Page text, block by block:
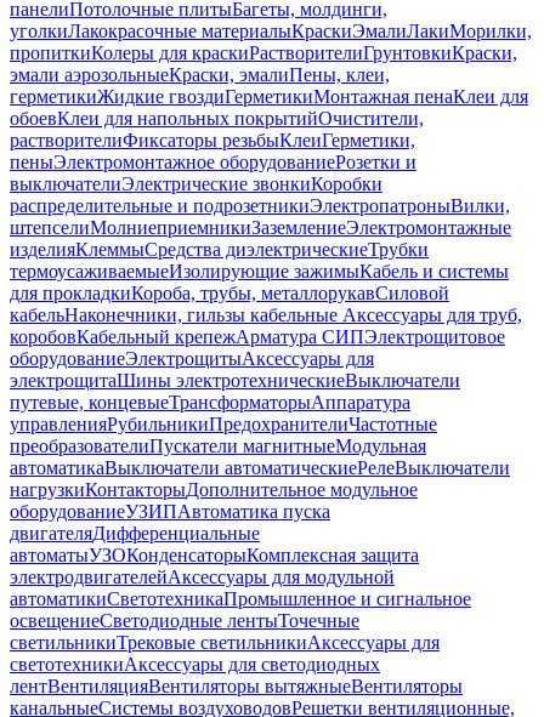
панелиПотолочные плитыБагеты, молдинги,
уголкиЛакокрасочные материалыКраскиЭмалиЛакиМорилки,
пропиткиКолеры для краскиРастворителиГрунтовкиКраски,
эмали аэрозольныеКраски, эмалиПены, клеи,
герметикиЖидкие гвоздиГерметикиМонтажная пенаКлеи для
обоевКлеи для напольных покрытийОчистители,
растворителиФиксаторы резьбыКлеиГерметики,
пеныЭлектромонтажное оборудованиеРозетки и
выключателиЭлектрические звонкиКоробки
распределительные и подрозетникиЭлектропатроныВилки,
штепселиМолниеприемникиЗаземлениеЭлектромонтажные
изделияКлеммыСредства диэлектрическиеТрубки
термоусаживаемыеИзолирующие зажимыКабель и системы
для прокладкиКороба, трубы, металлорукавСиловой
кабельНаконечники, гильзы кабельные Аксессуары для труб,
коробовКабельный крепежАрматура СИПЭлектрощитовое
оборудованиеЭлектрощитыАксессуары для
электрощитаШины электротехническиеВыключатели
путевые, концевыеТрансформаторыАппаратура
управленияРубильникиПредохранителиЧастотные
преобразователиПускатели магнитныеМодульная
автоматикаВыключатели автоматическиеРелеВыключатели
нагрузкиКонтакторыДополнительное модульное
оборудованиеУЗИПАвтоматика пуска
двигателяДифференциальные
автоматыУЗОКонденсаторыКомплексная защита
электродвигателейАксессуары для модульной
автоматикиСветотехникаПромышленное и сигнальное
освещениеСветодиодные лентыТочечные
светильникиТрековые светильникиАксессуары для
светотехникиАксессуары для светодиодных
лентВентиляцияВентиляторы вытяжныеВентиляторы
канальныеСистемы воздуховодовРешетки вентиляционные,